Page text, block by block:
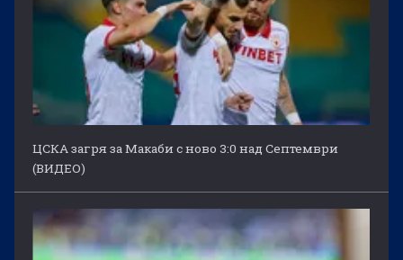
ЦСКА загря за Макаби с ново 3:0 над Септември
(ВИДЕО)